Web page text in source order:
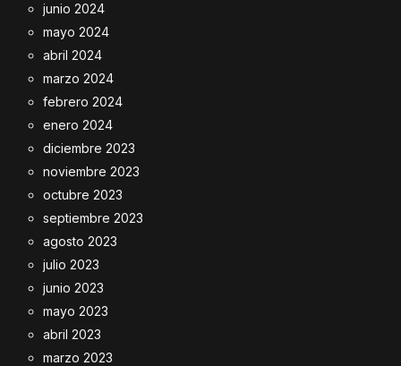
junio 2024
mayo 2024
abril 2024
marzo 2024
febrero 2024
enero 2024
diciembre 2023
noviembre 2023
octubre 2023
septiembre 2023
agosto 2023
julio 2023
junio 2023
mayo 2023
abril 2023
marzo 2023